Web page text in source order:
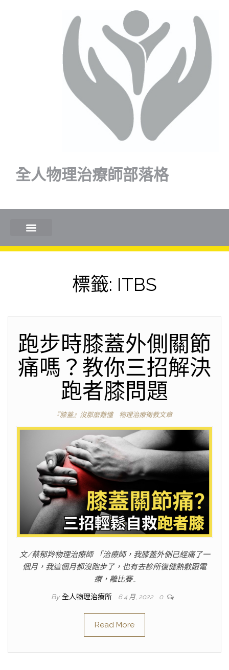
全人物理治療師部落格
標籤: ITBS
跑步時膝蓋外側關節
痛嗎？教你三招解決
跑者膝問題
『膝蓋』沒那麼難懂 物理治療衛教文章
文/蔡郁羚物理治療師 「治療師，我膝蓋外側已經痛了一
個月，我這個月都沒跑步了，也有去診所復健熱敷跟電
療，離比賽…
By 全人物理治療所 6 4 月, 2022 0
Read More